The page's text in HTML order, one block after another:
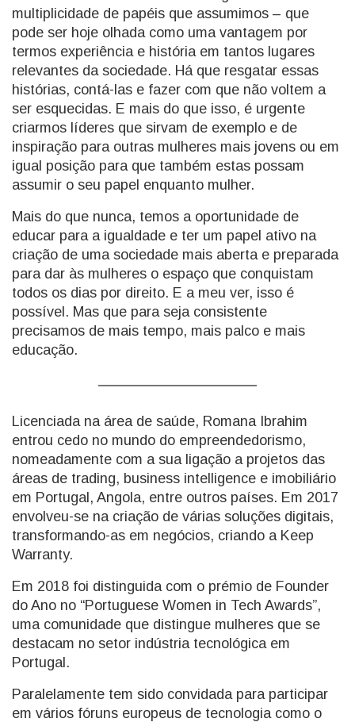
multiplicidade de papéis que assumimos – que
pode ser hoje olhada como uma vantagem por
termos experiência e história em tantos lugares
relevantes da sociedade. Há que resgatar essas
histórias, contá-las e fazer com que não voltem a
ser esquecidas. E mais do que isso, é urgente
criarmos líderes que sirvam de exemplo e de
inspiração para outras mulheres mais jovens ou em
igual posição para que também estas possam
assumir o seu papel enquanto mulher.
Mais do que nunca, temos a oportunidade de
educar para a igualdade e ter um papel ativo na
criação de uma sociedade mais aberta e preparada
para dar às mulheres o espaço que conquistam
todos os dias por direito. E a meu ver, isso é
possível. Mas que para seja consistente
precisamos de mais tempo, mais palco e mais
educação.
Licenciada na área de saúde, Romana Ibrahim
entrou cedo no mundo do empreendedorismo,
nomeadamente com a sua ligação a projetos das
áreas de trading, business intelligence e imobiliário
em Portugal, Angola, entre outros países. Em 2017
envolveu-se na criação de várias soluções digitais,
transformando-as em negócios, criando a Keep
Warranty.
Em 2018 foi distinguida com o prémio de Founder
do Ano no “Portuguese Women in Tech Awards”,
uma comunidade que distingue mulheres que se
destacam no setor indústria tecnológica em
Portugal.
Paralelamente tem sido convidada para participar
em vários fóruns europeus de tecnologia como o